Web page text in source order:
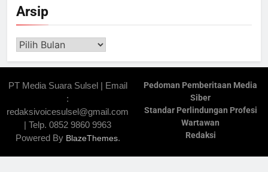
Arsip
Arsip
PT Media Suara Sulsel | Email
:
redaksivoicesulsel@gmail.com
| Telp. 0852 9860 9963
Powered By BlazeThemes.
Pedoman Pemberitaan Media
Siber
Standar Perlindungan Profesi
Wartawan
Redaksi